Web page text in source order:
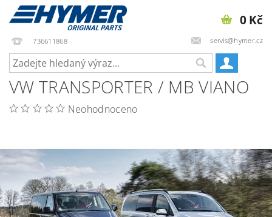
736611868 servis@hymer.cz
0 Kč
VW TRANSPORTER / MB VIANO
Neohodnoceno